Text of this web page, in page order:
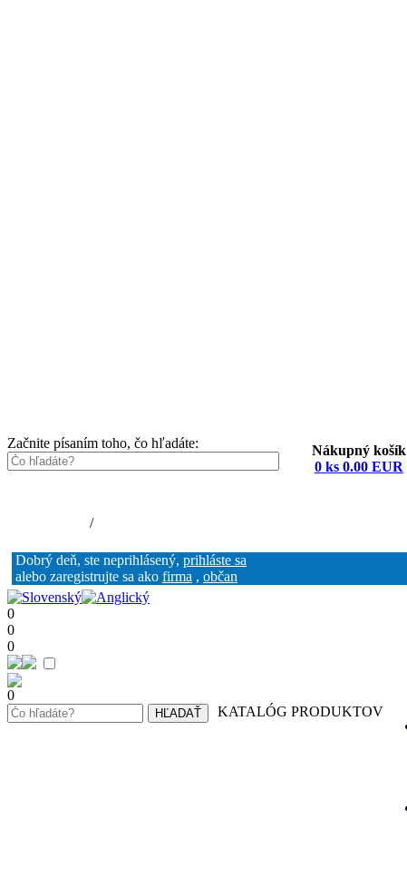
Začnite písaním toho, čo hľadáte:
Nákupný košík
0 ks 0.00 EUR
/
Dobrý deň, ste neprihlásený, prihláste sa
alebo zaregistrujte sa ako firma , občan
0
0
0
0
KATALÓG PRODUKTOV